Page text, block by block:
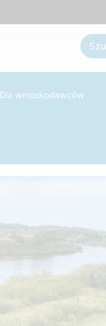
Dla wnioskodawców